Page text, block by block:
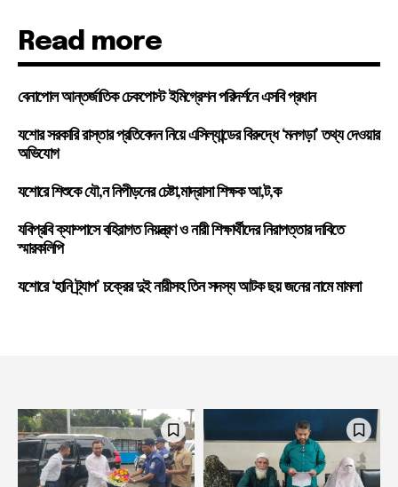
Read more
বেনাপোল আন্তর্জাতিক চেকপোস্ট ইমিগ্রেশন পরিদর্শনে এসবি প্রধান
যশোর সরকারি রাস্তার প্রতিবেদন নিয়ে এসিল্যান্ডের বিরুদ্ধে ‘মনগড়া’ তথ্য দেওয়ার
অভিযোগ
যশোরে শিশুকে যৌ,ন নিপীড়নের চেষ্টা,মাদ্রাসা শিক্ষক আ,ট,ক
যবিপ্রবি ক্যাম্পাসে বহিরাগত নিয়ন্ত্রণ ও নারী শিক্ষার্থীদের নিরাপত্তার দাবিতে
স্মারকলিপি
যশোরে ‘হানি ট্র্যাপ’ চক্রের দুই নারীসহ তিন সদস্য আটক ছয় জনের নামে মামলা